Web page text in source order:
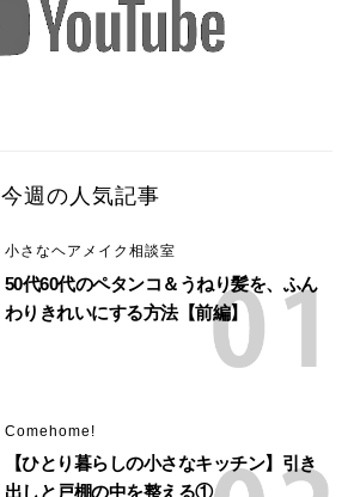
今週の人気記事
小さなヘアメイク相談室
50代60代のペタンコ＆うねり髪を、ふん
わりきれいにする方法【前編】
Comehome!
【ひとり暮らしの小さなキッチン】引き
出しと戸棚の中を整える①